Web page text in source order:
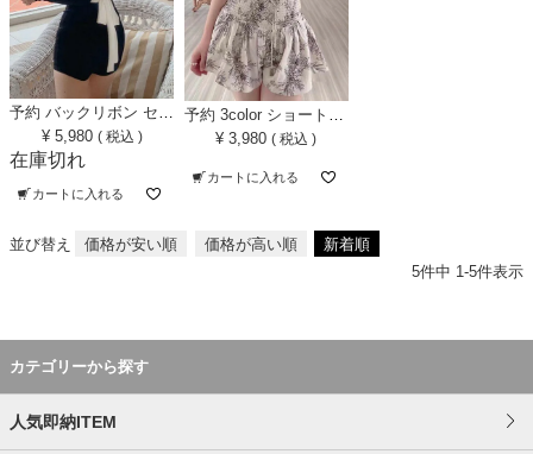
予約 バックリボン セパレート スイムウェア
¥ 5,980 税込
在庫切れ
カートに入れる
予約 3color ショートパンツ カバーアップ トワルドジュ スイムウェア
¥ 3,980 税込
カートに入れる
並び替え 価格が安い順 価格が高い順
新着順
5件中 1-5件表示
カテゴリーから探す
人気即納ITEM